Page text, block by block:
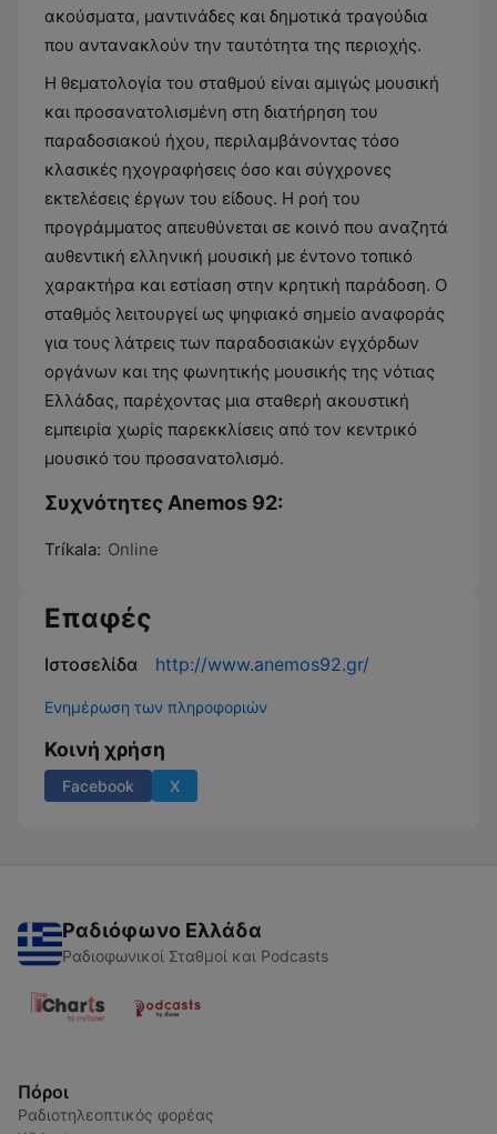
ακούσματα, μαντινάδες και δημοτικά τραγούδια
που αντανακλούν την ταυτότητα της περιοχής.
Η θεματολογία του σταθμού είναι αμιγώς μουσική
και προσανατολισμένη στη διατήρηση του
παραδοσιακού ήχου, περιλαμβάνοντας τόσο
κλασικές ηχογραφήσεις όσο και σύγχρονες
εκτελέσεις έργων του είδους. Η ροή του
προγράμματος απευθύνεται σε κοινό που αναζητά
αυθεντική ελληνική μουσική με έντονο τοπικό
χαρακτήρα και εστίαση στην κρητική παράδοση. Ο
σταθμός λειτουργεί ως ψηφιακό σημείο αναφοράς
για τους λάτρεις των παραδοσιακών εγχόρδων
οργάνων και της φωνητικής μουσικής της νότιας
Ελλάδας, παρέχοντας μια σταθερή ακουστική
εμπειρία χωρίς παρεκκλίσεις από τον κεντρικό
μουσικό του προσανατολισμό.
Συχνότητες Anemos 92:
Tríkala: Online
Επαφές
Ιστοσελίδα http://www.anemos92.gr/
Ενημέρωση των πληροφοριών
Κοινή χρήση
Facebook X
Ραδιόφωνο Ελλάδα
Ραδιοφωνικοί Σταθμοί και Podcasts
Πόροι
Ραδιοτηλεοπτικός φορέας